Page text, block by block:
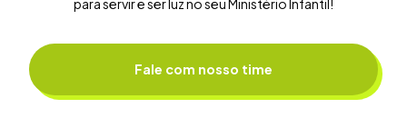
para servir e ser luz no seu Ministério Infantil!
Fale com nosso time